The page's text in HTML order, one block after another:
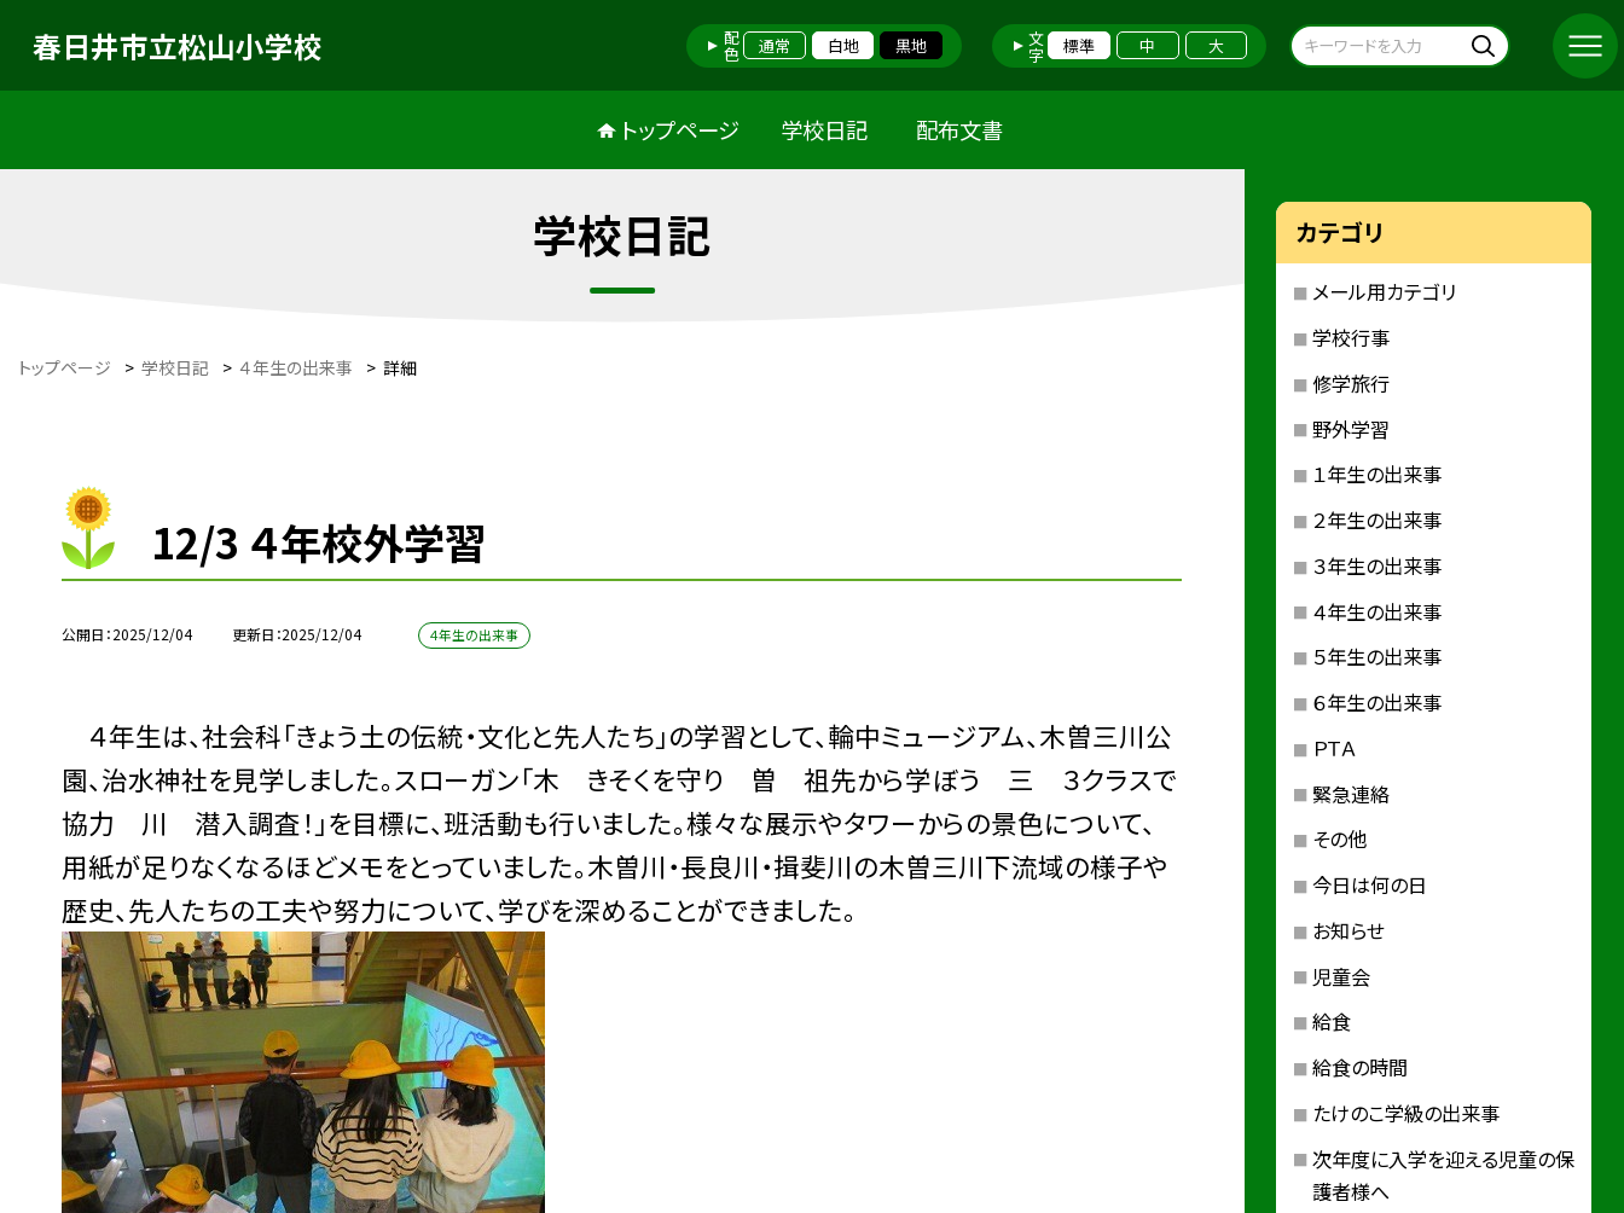
春日井市立松山小学校 配色 通常 白地 黒地 文字 標準 中 大
トップページ 学校日記 配布文書
学校日記
トップページ > 学校日記 > ４年生の出来事 > 詳細
12/3 ４年校外学習
公開日 2025/12/04 更新日 2025/12/04 ４年生の出来事
４年生は、社会科「きょう土の伝統・文化と先人たち」の学習として、輪中ミュージアム、木曽三川公
園、治水神社を見学しました。スローガン「木 きそくを守り 曽 祖先から学ぼう 三 ３クラスで
協力 川 潜入調査！」を目標に、班活動も行いました。様々な展示やタワーからの景色について、
用紙が足りなくなるほどメモをとっていました。木曽川・長良川・揖斐川の木曽三川下流域の様子や
歴史、先人たちの工夫や努力について、学びを深めることができました。
カテゴリ
メール用カテゴリ
学校行事
修学旅行
野外学習
１年生の出来事
２年生の出来事
３年生の出来事
４年生の出来事
５年生の出来事
６年生の出来事
ＰＴＡ
緊急連絡
その他
今日は何の日
お知らせ
児童会
給食
給食の時間
たけのこ学級の出来事
次年度に入学を迎える児童の保
護者様へ